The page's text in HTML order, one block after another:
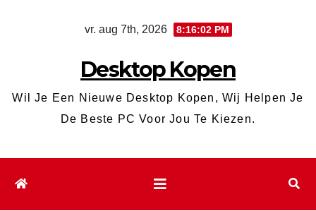
vr. aug 7th, 2026 8:16:02 PM
Desktop Kopen
Wil Je Een Nieuwe Desktop Kopen, Wij Helpen Je
De Beste PC Voor Jou Te Kiezen.